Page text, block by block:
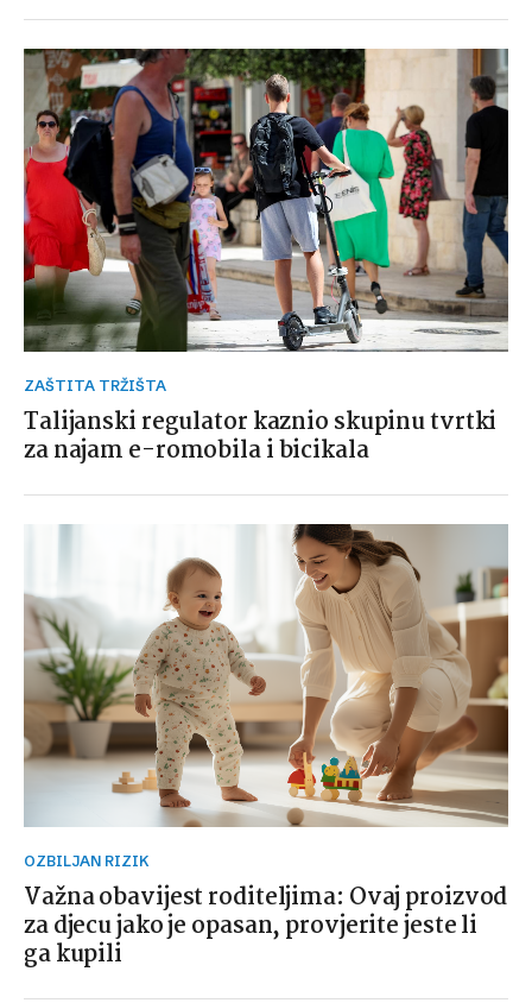
ZAŠTITA TRŽIŠTA
Talijanski regulator kaznio skupinu tvrtki
za najam e-romobila i bicikala
OZBILJAN RIZIK
Važna obavijest roditeljima: Ovaj proizvod
za djecu jako je opasan, provjerite jeste li
ga kupili